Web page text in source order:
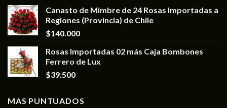
Canasto de Mimbre de 24 Rosas Importadas a
Regiones (Provincia) de Chile
$140.000
Rosas Importadas 02 más Caja Bombones
Ferrero de Lux
$39.500
MAS PUNTUADOS